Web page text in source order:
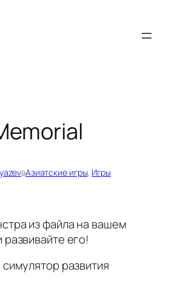
вАзиатские игры, Игры
из файла на вашем
его!
развития